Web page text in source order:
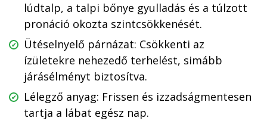
lúdtalp, a talpi bőnye gyulladás és a túlzott
pronáció okozta szintcsökkenését.
Ütéselnyelő párnázat: Csökkenti az
ízületekre nehezedő terhelést, simább
járásélményt biztosítva.
Lélegző anyag: Frissen és izzadságmentesen
tartja a lábat egész nap.